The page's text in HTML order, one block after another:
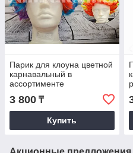
Парик для клоуна цветной
карнавальный в
ассортименте
(разноцветный объемный
парик)
3 800 ₸
Купить